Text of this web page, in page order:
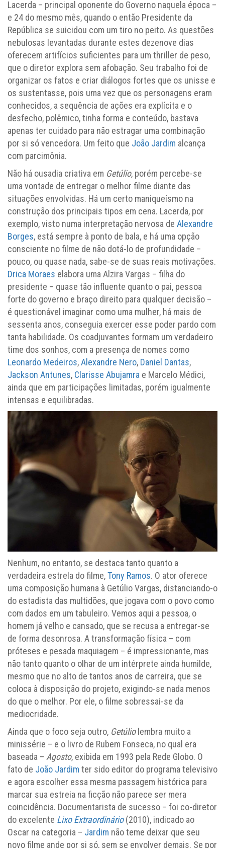
Lacerda – principal oponente do Governo naquela época –
e 24 do mesmo mês, quando o então Presidente da
República se suicidou com um tiro no peito. As questões
nebulosas levantadas durante estes dezenove dias
oferecem artifícios suficientes para um thriller de peso,
que o diretor explora sem afobação. Seu trabalho foi de
organizar os fatos e criar diálogos fortes que os unisse e
os sustentasse, pois uma vez que os personagens eram
conhecidos, a sequência de ações era explícita e o
desfecho, polêmico, tinha forma e conteúdo, bastava
apenas ter cuidado para não estragar uma combinação
por si só vencedora. Um feito que João Jardim alcança
com parcimônia.
Não há ousadia criativa em Getúlio, porém percebe-se
uma vontade de entregar o melhor filme diante das
situações envolvidas. Há um certo maniqueísmo na
construção dos principais tipos em cena. Lacerda, por
exemplo, visto numa interpretação nervosa de Alexandre
Borges, está sempre à ponto de bala, e há uma opção
consciente no filme de não dotá-lo de profundidade –
pouco, ou quase nada, sabe-se de suas reais motivações.
Drica Moraes elabora uma Alzira Vargas – filha do
presidente – quase tão influente quanto o pai, pessoa
forte do governo e braço direito para qualquer decisão –
é questionável imaginar como uma mulher, há mais de
sessenta anos, conseguia exercer esse poder pardo com
tanta habilidade. Os coadjuvantes formam um verdadeiro
time dos sonhos, com a presença de nomes como
Leonardo Medeiros,Alexandre Nero, Daniel Dantas,
Jackson Antunes, Clarisse Abujamra e Marcelo Médici,
ainda que em participações limitadas, porém igualmente
intensas e equilibradas.
Nenhum, no entanto, se destaca tanto quanto a
verdadeira estrela do filme,Tony Ramos. O ator oferece
uma composição humana à Getúlio Vargas, distanciando-o
do estadista das multidões, que jogava com o povo como
com dados em um tabuleiro. Vemos aqui a pessoa, o
homem já velho e cansado, que se recusa a entregar-se
de forma desonrosa. A transformação física – com
próteses e pesada maquiagem – é impressionante, mas
não tanto quanto o olhar de um intérprete ainda humilde,
mesmo que no alto de tantos anos de carreira, que se
coloca à disposição do projeto, exigindo-se nada menos
do que o melhor. Por ele, o filme sobressai-se da
mediocridade.
Ainda que o foco seja outro, Getúliolembra muito a
minissérie – e o livro de Rubem Fonseca, no qual era
baseada – Agosto, exibida em 1993 pela Rede Globo. O
fato de João Jardim ter sido editor do programa televisivo
e agora escolher essa mesma passagem histórica para
marcar sua estreia na ficção não parece ser mera
coincidência. Documentarista de sucesso – foi co-diretor
do excelente Lixo Extraordinário(2010), indicado ao
Oscar na categoria – Jardim não teme deixar que seu
novo filme ande por si só, sem se envolver demais. Se por